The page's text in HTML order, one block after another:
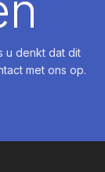
u denkt dat dit
met ons op.